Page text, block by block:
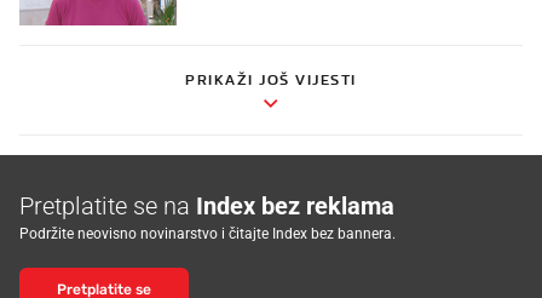
PRIKAŽI JOŠ VIJESTI
Pretplatite se na Index bez reklama
Podržite neovisno novinarstvo i čitajte Index bez bannera.
Pretplatite se